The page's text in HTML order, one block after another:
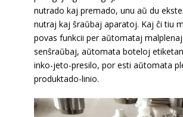
nutrado kaj premado, unu aŭ du
nutraj kaj ŝraŭbaj aparatoj. Kaj ĉi tiu
povas funkcii per aŭtomataj
senŝraŭbaj, aŭtomata boteloj
inko-jeto-presilo, por esti aŭtomata
produktado-linio.